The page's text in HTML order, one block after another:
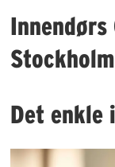
Stockholm
Det enkle